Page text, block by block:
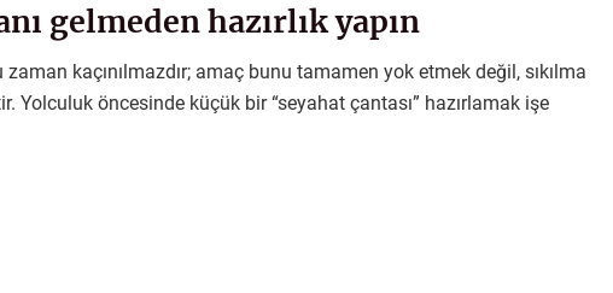
gelmeden hazırlık yapın
zaman kaçınılmazdır; amaç bunu tamamen yok etmek değil, sıkılma
Yolculuk öncesinde küçük bir “seyahat çantası” hazırlamak işe